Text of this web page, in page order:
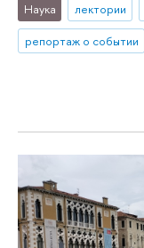
Наука лектории
репортаж о событии